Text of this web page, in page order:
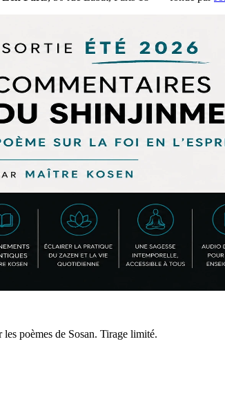
poèmes de Sosan. Tirage limité.